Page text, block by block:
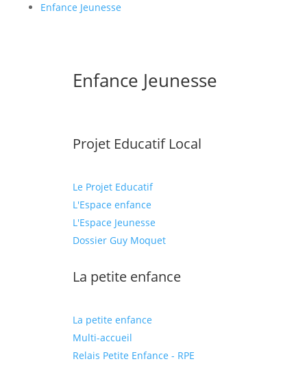
Enfance Jeunesse
Enfance Jeunesse
Projet Educatif Local
Le Projet Educatif
L'Espace enfance
L'Espace Jeunesse
Dossier Guy Moquet
La petite enfance
La petite enfance
Multi-accueil
Relais Petite Enfance - RPE